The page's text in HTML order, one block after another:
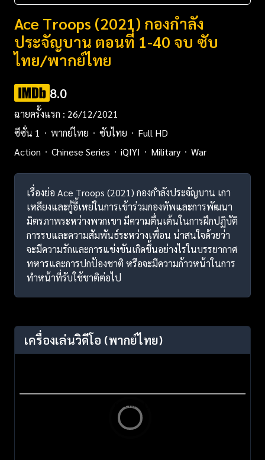
Ace Troops (2021) กองกำลัง
ประจัญบาน ตอนที่ 1-40 จบ ซับ
ไทย/พากย์ไทย
8.0
ฉายครั้งแรก : 26/12/2021
ซีซั่น 1
พากย์ไทย ซับไทย
Full HD
Action
Chinese Series iQIYI Military War
เรื่องย่อ Ace Troops (2021) กองกำลังประจัญบาน เกา
เหลียงและกู้อี้เหย่ในการเข้าร่วมกองทัพและการพัฒนา
มิตรภาพระหว่างพวกเขา มีความตื่นเต้นในการฝึกปฏิบัติ
การรบและความสัมพันธ์ระหว่างเพื่อน น่าสนใจด้วยว่า
จะมีความรักและการแข่งขันเกิดขึ้นอย่างไรในบรรยากาศ
ทหารและการปกป้องชาติ หรือจะมีความก้าวหน้าในการ
ทำหน้าที่รับใช้ชาติต่อไป
เครื่องเล่นวิดีโอ (พากย์ไทย)